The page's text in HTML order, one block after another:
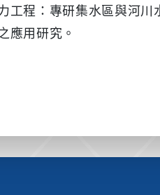
工程：專研集水區與河
應用研究。